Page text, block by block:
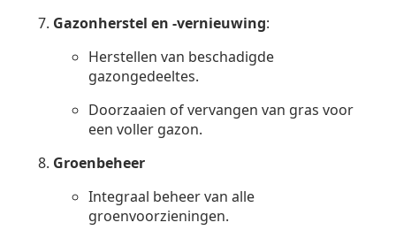
Gazonherstel en -vernieuwing:
Herstellen van beschadigde
gazongedeeltes.
Doorzaaien of vervangen van gras voor
een voller gazon.
Groenbeheer
Integraal beheer van alle
groenvoorzieningen.